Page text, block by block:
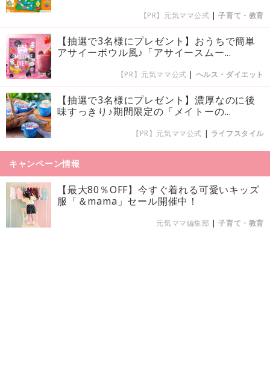
【PR】元気ママ公式 |子育て・教育
【抽選で3名様にプレゼント】おうちで簡単
アサイーボウル風♪「アサイースムー...
【PR】元気ママ公式 | ヘルス・ダイエット
【抽選で3名様にプレゼント】濃厚なのに後
味すっきり♪期間限定の「メイトーの...
【PR】元気ママ公式 | ライフスタイル
キャンペーン情報
【最大80％OFF】今すぐ着れる可愛いキッズ
服「＆mama」セール開催中！
元気ママ編集部 |子育て・教育